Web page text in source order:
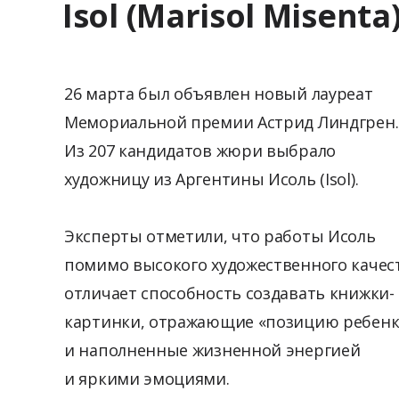
Isol (Marisol
26 марта был объявлен новый лауреат
Мемориальной премии Астрид Линдгрен.
Из 207 кандидатов жюри выбрало
художницу из Аргентины Исоль (Isol).
Эксперты отметили, что работы Исоль
помимо высокого художественного
отличает способность создавать книжки-
картинки, отражающие «позицию
и наполненные жизненной энергией
и яркими эмоциями.